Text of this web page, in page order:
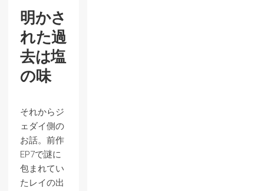
明かさ
れた過
去は塩
の味
それからジ
ェダイ側の
お話。前作
EP7で謎に
包まれてい
たレイの出